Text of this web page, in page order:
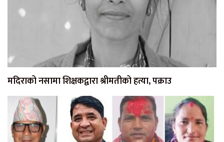
मदिराको नसामा शिक्षकद्वारा श्रीमतीको हत्या, पक्राउ